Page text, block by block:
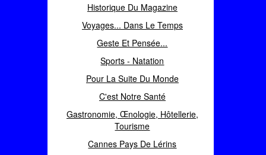
Historique Du Magazine
Voyages... Dans Le Temps
Geste Et Pensée...
Sports - Natation
Pour La Suite Du Monde
C'est Notre Santé
Gastronomie, Œnologie, Hôtellerie,
Tourisme
Cannes Pays De Lérins